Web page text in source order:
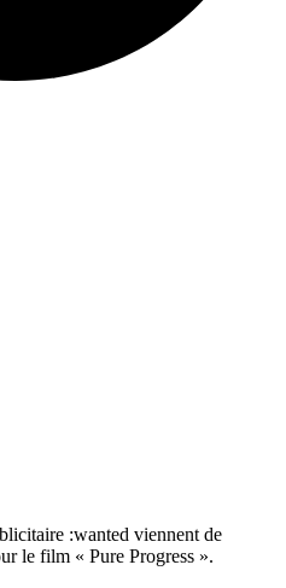
:wanted viennent de
le film « Pure Progress ».